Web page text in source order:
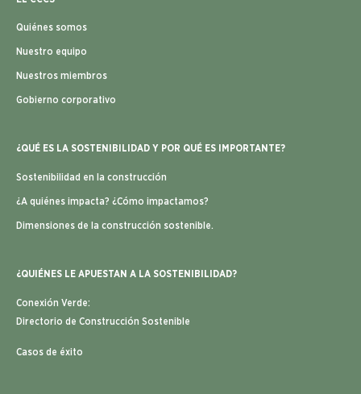
Quiénes somos
Nuestro equipo
Nuestros miembros
Gobierno corporativo
¿QUÉ ES LA SOSTENIBILIDAD Y POR QUÉ ES IMPORTANTE?
Sostenibilidad en la construcción
¿A quiénes impacta? ¿Cómo impactamos?
Dimensiones de la construcción sostenible.
¿QUIÉNES LE APUESTAN A LA SOSTENIBILIDAD?
Conexión Verde:
Directorio de Construcción Sostenible
Casos de éxito